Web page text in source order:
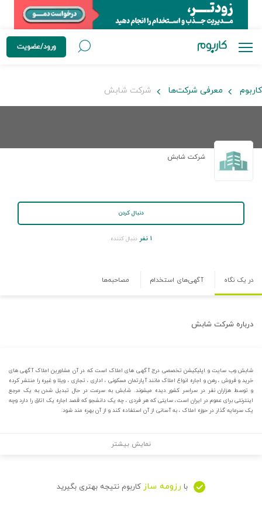
ورود/عضویت
کاربوم معرفی شرکت‌ها شرکت شابش
شرکت شابش
دنبال کردن
۱ نفر دنبال کننده
در یک نگاه آگهی‌های استخدام مصاحبه‌ها
درباره شرکت شابش
شابش وب سایت و اپلیکیشن تخصصی درج آگهی های املاک است که در آن مشاورین املاک آگهی های
خرید و فروش ، رهن و اجاره انواع املاک مانند آپارتمان مسکونی ، اداری ، تجاری ، ویلا و غیره را منتشر کرده
و توسط هزاران نفر در سراسر کشور دیده میشوند. شابش به سرعت در حال تبدیل شدن به یک مرجع
اینترنتی برای عموم در ایران است، سایتی که هر فردی ، چه یک دانشجو که قصد اجاره یک اتاق را دارد وچه
یک سرمایه گذار در حوزه املاک ، به آسانی از آن استفاده کند و از آن بهره مند شود.
نمایش بیشتر
با رزومه ساز کاربوم نتیجه بهتری بگیرید